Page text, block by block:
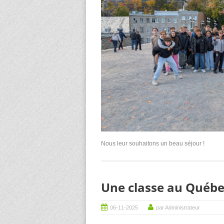
Nous leur souhaitons un beau séjour !
Une classe au
06-11-2025 par Administrateur